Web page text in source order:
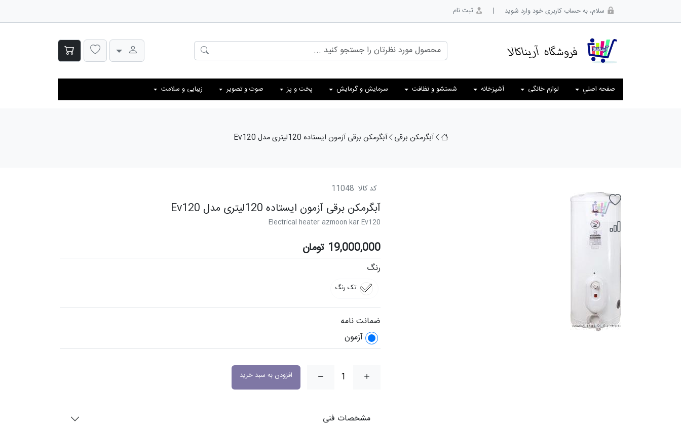
سلام، به حساب کاربری خود وارد شوید | ثبت نام
صفحه اصلي لوازم خانگی آشپزخانه شستشو و نظافت سرمایش و گرمایش پخت و پز صوت و تصویر زیبایی و سلامت
آبگرمکن برقی آبگرمکن برقی آزمون ايستاده 120لیتری مدل Ev120
کد کالا 11048
آبگرمکن برقی آزمون ايستاده 120لیتری مدل Ev120
Electrical heater azmoon kar Ev120
19,000,000 تومان
رنگ
تک رنگ
ضمانت نامه
آزمون
افزودن به سبد خرید
مشخصات فنی